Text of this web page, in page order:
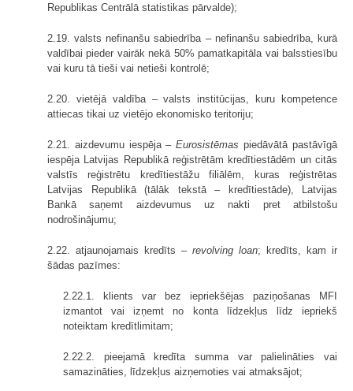
Republikas Centrālā statistikas pārvalde);
2.19. valsts nefinanšu sabiedrība – nefinanšu sabiedrība, kurā
valdībai pieder vairāk nekā 50% pamatkapitāla vai balsstiesību
vai kuru tā tieši vai netieši kontrolē;
2.20. vietējā valdība – valsts institūcijas, kuru kompetence
attiecas tikai uz vietējo ekonomisko teritoriju;
2.21. aizdevumu iespēja –Eurosistēmas piedāvātā pastāvīgā
iespēja Latvijas Republikā reģistrētām kredītiestādēm un citās
valstīs reģistrētu kredītiestāžu filiālēm, kuras reģistrētas
Latvijas Republikā (tālāk tekstā – kredītiestāde), Latvijas
Bankā saņemt aizdevumus uz nakti pret atbilstošu
nodrošinājumu;
2.22. atjaunojamais kredīts – revolving loan; kredīts, kam ir
šādas pazīmes:
2.22.1. klients var bez iepriekšējas paziņošanas MFI
izmantot vai izņemt no konta līdzekļus līdz iepriekš
noteiktam kredītlimitam;
2.22.2. pieejamā kredīta summa var palielināties vai
samazināties, līdzekļus aizņemoties vai atmaksājot;